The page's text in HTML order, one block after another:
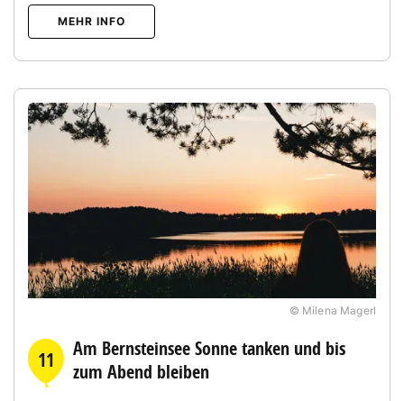
MEHR INFO
© Milena Magerl
11
Am Bernsteinsee Sonne tanken und bis
zum Abend bleiben